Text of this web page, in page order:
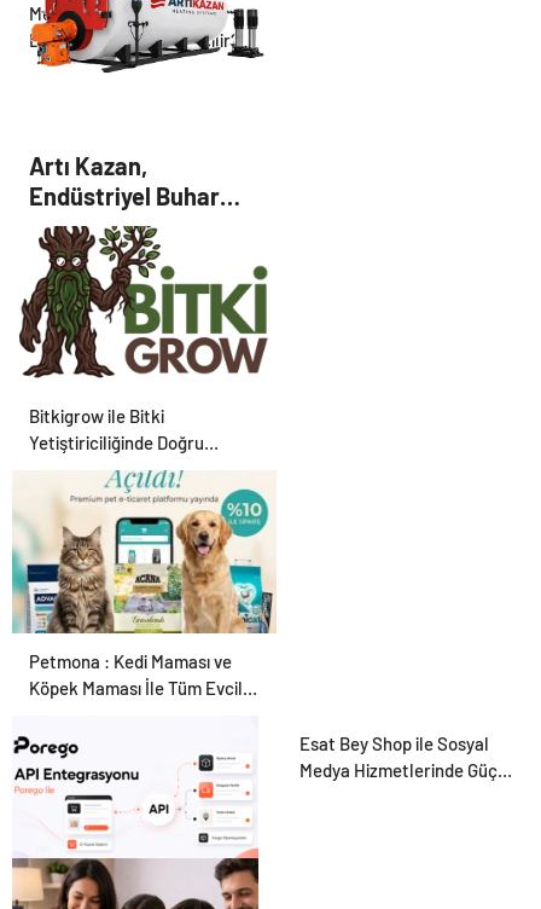
Metro İnternet Nedir ve
Doğru Hizmet Nasıl Seçilir?
Artı Kazan,
Endüstriyel Buhar
Kazanı Çözümleriyle
Üretim Tesislerine
Verimli Sistemler
Sunuyor
Bitkigrow ile Bitki
Yetiştiriciliğinde Doğru
Ekipman ve Ürün Seçimi
Petmona : Kedi Maması ve
Köpek Maması İle Tüm Evcil
Porego ile Kargo
Esat Bey Shop ile Sosyal
Medya Hizmetlerinde Güçlü